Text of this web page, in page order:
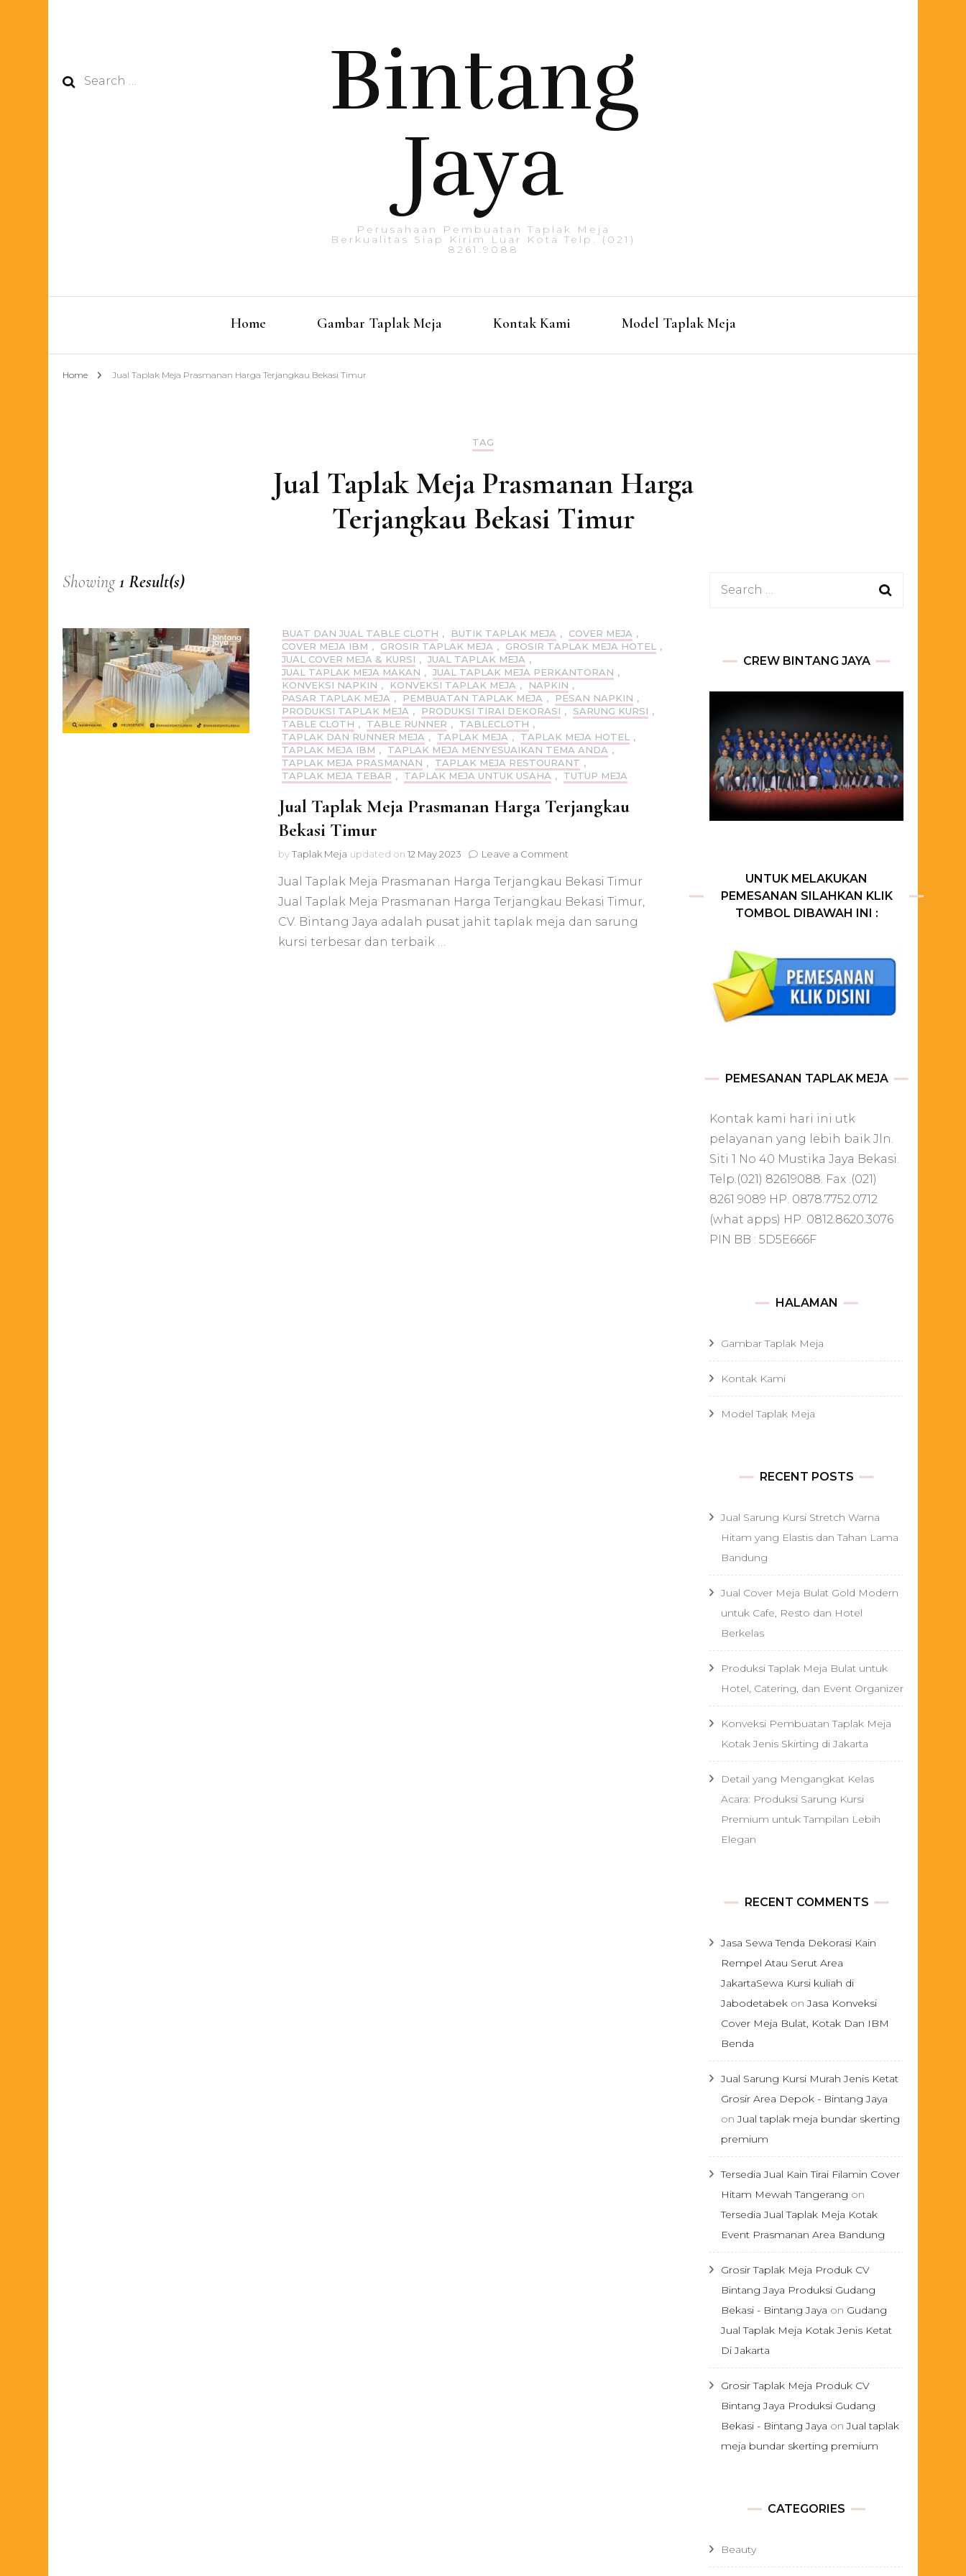
Search
Bintang
Jaya
Perusahaan Pembuatan Taplak Meja
Berkualitas Siap Kirim Luar Kota Telp. (021)
8261.9088
Home Gambar Taplak Meja Kontak Kami Model Taplak Meja
Home Jual Taplak Meja Prasmanan Harga Terjangkau Bekasi Timur
TAG
Jual Taplak Meja Prasmanan Harga
Terjangkau Bekasi Timur
Showing1 Result(s)
BUAT DAN JUAL TABLE CLOTH , BUTIK TAPLAK MEJA , COVER MEJA ,
COVER MEJA IBM , GROSIR TAPLAK MEJA , GROSIR TAPLAK MEJA HOTEL
,
JUAL COVER MEJA & KURSI , JUAL TAPLAK MEJA ,
JUAL TAPLAK MEJA MAKAN , JUAL TAPLAK MEJA PERKANTORAN ,
KONVEKSI NAPKIN , KONVEKSI TAPLAK MEJA , NAPKIN ,
PASAR TAPLAK MEJA , PEMBUATAN TAPLAK MEJA , PESAN NAPKIN ,
PRODUKSI TAPLAK MEJA , PRODUKSI TIRAI DEKORASI , SARUNG KURSI ,
TABLE CLOTH , TABLE RUNNER , TABLECLOTH ,
TAPLAK DAN RUNNER MEJA , TAPLAK MEJA , TAPLAK MEJA HOTEL
,
TAPLAK MEJA IBM , TAPLAK MEJA MENYESUAIKAN TEMA ANDA ,
TAPLAK MEJA PRASMANAN , TAPLAK MEJA RESTOURANT ,
TAPLAK MEJA TEBAR , TAPLAK MEJA UNTUK USAHA , TUTUP MEJA
Jual Taplak Meja Prasmanan Harga Terjangkau
Bekasi Timur
byTaplak Meja updated on 12 May 2023 Leave a Comment
Taplak
Meja
Harga
Jual Taplak Meja Prasmanan Harga Terjangkau Bekasi Timur
Jual Taplak Meja Prasmanan Harga Terjangkau Bekasi Timur,
CV. Bintang Jaya adalah pusat jahit taplak meja dan sarung
kursi terbesar dan terbaik …
Search
CREW BINTANG JAYA
UNTUK MELAKUKAN
PEMESANAN SILAHKAN KLIK
TOMBOL DIBAWAH INI :
PEMESANAN TAPLAK MEJA
Kontak kami hari ini utk
pelayanan yang lebih baik Jln.
Siti 1 No 40 Mustika Jaya Bekasi.
Telp.(021) 82619088. Fax .(021)
8261 9089 HP. 0878.7752.0712
(what apps) HP. 0812.8620.3076
PIN BB : 5D5E666F
HALAMAN
Gambar Taplak Meja
Kontak Kami
Model Taplak Meja
RECENT POSTS
Jual Sarung Kursi Stretch Warna
Hitam yang Elastis dan Tahan Lama
Bandung
Jual Cover Meja Bulat Gold Modern
untuk Cafe, Resto dan Hotel
Berkelas
Produksi Taplak Meja Bulat untuk
Hotel, Catering, dan Event Organizer
Konveksi Pembuatan Taplak Meja
Kotak Jenis Skirting di Jakarta
Detail yang Mengangkat Kelas
Acara: Produksi Sarung Kursi
Premium untuk Tampilan Lebih
Elegan
RECENT COMMENTS
Jasa Sewa Tenda Dekorasi Kain
Rempel Atau Serut Area
JakartaSewa Kursi kuliah di
Jabodetabek onJasa Konveksi
Cover Meja Bulat, Kotak Dan IBM
Benda
Jual Sarung Kursi Murah Jenis Ketat
Grosir Area Depok - Bintang Jaya
onJual taplak meja bundar skerting
premium
Tersedia Jual Kain Tirai Filamin Cover
Hitam Mewah Tangerang on
Tersedia Jual Taplak Meja Kotak
Event Prasmanan Area Bandung
Grosir Taplak Meja Produk CV
Bintang Jaya Produksi Gudang
Bekasi - Bintang Jaya on Gudang
Jual Taplak Meja Kotak Jenis Ketat
Di Jakarta
Grosir Taplak Meja Produk CV
Bintang Jaya Produksi Gudang
Bekasi - Bintang Jaya onJual taplak
meja bundar skerting premium
CATEGORIES
Beauty